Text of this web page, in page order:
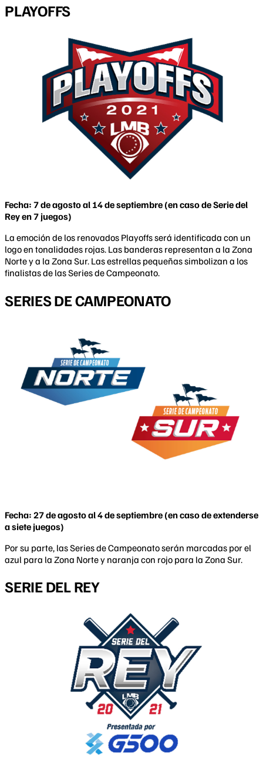
PLAYOFFS
Fecha: 7 de agosto al 14 de septiembre (en caso de Serie del
Rey en 7 juegos)
La emoción de los renovados Playoffs será identificada con un
logo en tonalidades rojas. Las banderas representan a la Zona
Norte y a la Zona Sur. Las estrellas pequeñas simbolizan a los
finalistas de las Series de Campeonato.
SERIES DE CAMPEONATO
Fecha: 27 de agosto al 4 de septiembre (en caso de extenderse
a siete juegos)
Por su parte, las Series de Campeonato serán marcadas por el
azul para la Zona Norte y naranja con rojo para la Zona Sur.
SERIE DEL REY